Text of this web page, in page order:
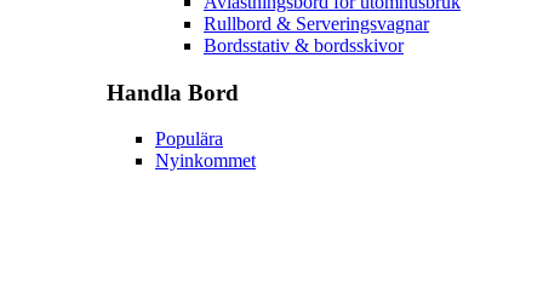
Rullbord & Serveringsvagnar
Bordsstativ & bordsskivor
Handla Bord
Populära
Nyinkommet